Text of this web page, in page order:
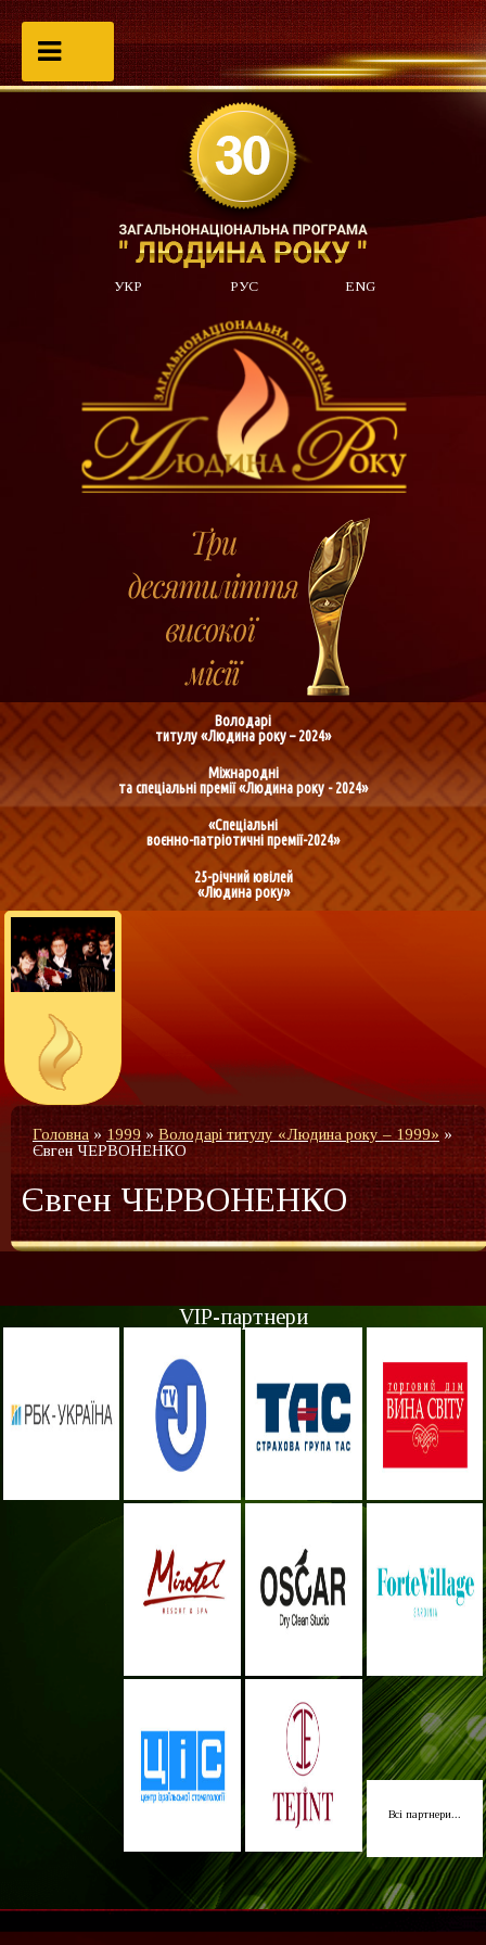
УКР РУС ENG
Володарі
титулу «Людина року – 2024»
Міжнародні
та спеціальні премії «Людина року - 2024»
«Спеціальні
воєнно-патріотичні премії-2024»
25-річний ювілей
«Людина року»
Головна »1999»Володарі титулу «Людина року – 1999» »
Євген ЧЕРВОНЕНКО
Євген ЧЕРВОНЕНКО
VIP-партнери
Всі партнери...